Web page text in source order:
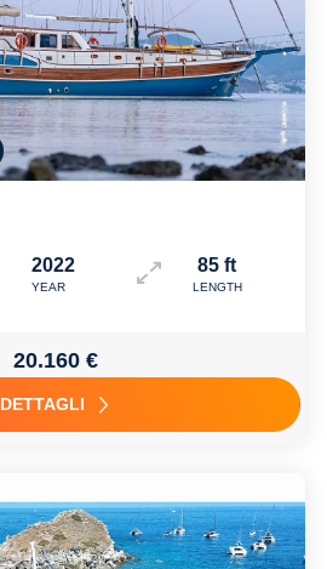
2022
YEAR
85 ft
LENGTH
20.160 €
DETTAGLI